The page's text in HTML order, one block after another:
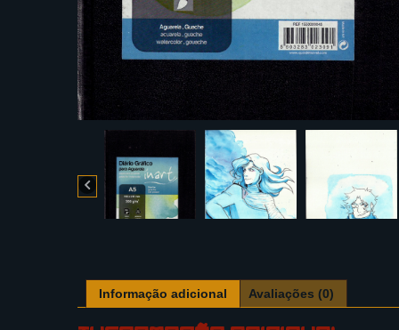
Informação adicional Avaliações (0)